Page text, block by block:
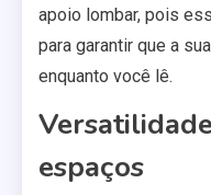
apoio lombar, pois
para garantir que a
enquanto você lê.
espaços